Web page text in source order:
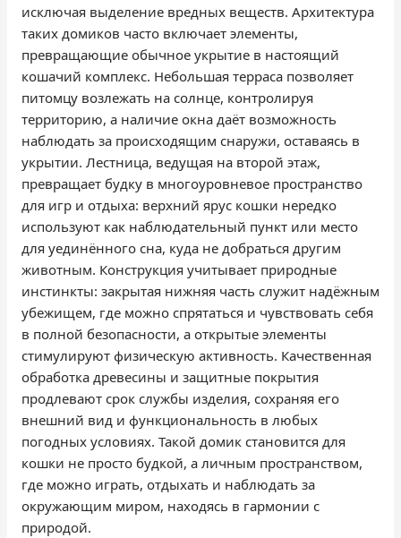
исключая выделение вредных веществ. Архитектура
таких домиков часто включает элементы,
превращающие обычное укрытие в настоящий
кошачий комплекс. Небольшая терраса позволяет
питомцу возлежать на солнце, контролируя
территорию, а наличие окна даёт возможность
наблюдать за происходящим снаружи, оставаясь в
укрытии. Лестница, ведущая на второй этаж,
превращает будку в многоуровневое пространство
для игр и отдыха: верхний ярус кошки нередко
используют как наблюдательный пункт или место
для уединённого сна, куда не добраться другим
животным. Конструкция учитывает природные
инстинкты: закрытая нижняя часть служит надёжным
убежищем, где можно спрятаться и чувствовать себя
в полной безопасности, а открытые элементы
стимулируют физическую активность. Качественная
обработка древесины и защитные покрытия
продлевают срок службы изделия, сохраняя его
внешний вид и функциональность в любых
погодных условиях. Такой домик становится для
кошки не просто будкой, а личным пространством,
где можно играть, отдыхать и наблюдать за
окружающим миром, находясь в гармонии с
природой.